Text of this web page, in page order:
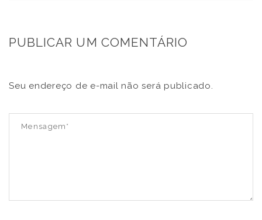
PUBLICAR UM COMENTÁRIO
Seu endereço de e-mail não será publicado.